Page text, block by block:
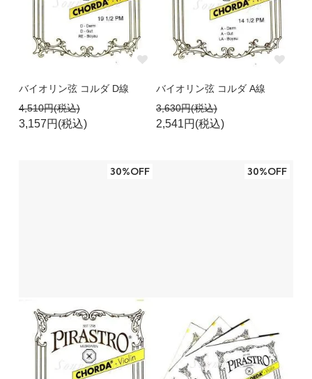
バイオリン弦 コルダ D線
4,510円(税込)
3,157円(税込)
バイオリン弦 コルダ A線
3,630円(税込)
2,541円(税込)
30%OFF 30%OFF